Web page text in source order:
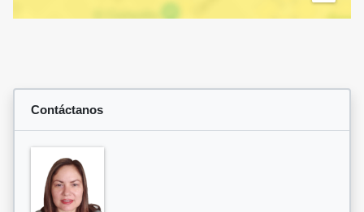
Contáctanos